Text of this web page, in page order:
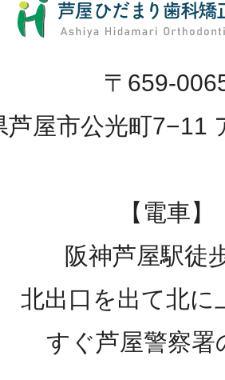
〒659-
芦屋市公光町7−11
【電車】
阪神芦屋駅徒
北出口を出て北に
すぐ芦屋警察署